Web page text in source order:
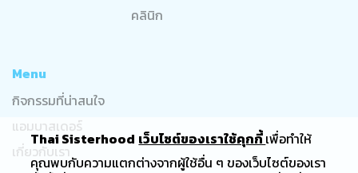
คลินิก
Menu
กิจกรรมที่น่าสนใจ
แอมบาสเดอร์
เกี่ยวกับเรา
Thai Sisterhood เว็บไซต์ของเราใช้คุกกี้เพื่อทำให้
คุณพบกับความแตกต่างจากผู้ใช้อื่น ๆ ของเว็บไซต์ของเรา